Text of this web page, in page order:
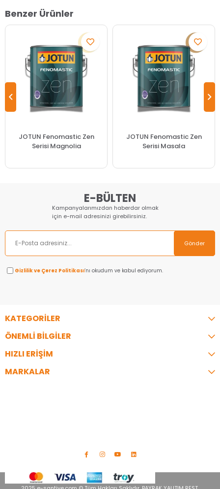
Benzer Ürünler
JOTUN Fenomastic Zen
Serisi Magnolia
JOTUN Fenomastic Zen
Serisi Masala
E-BÜLTEN
Kampanyalarımızdan haberdar olmak
için e-mail adresinizi girebilirsiniz.
Gönder
Gizlilik ve Çerez Politikası’nı okudum ve kabul ediyorum.
KATEGORİLER
ÖNEMLİ BİLGİLER
HIZLI ERİŞİM
MARKALAR